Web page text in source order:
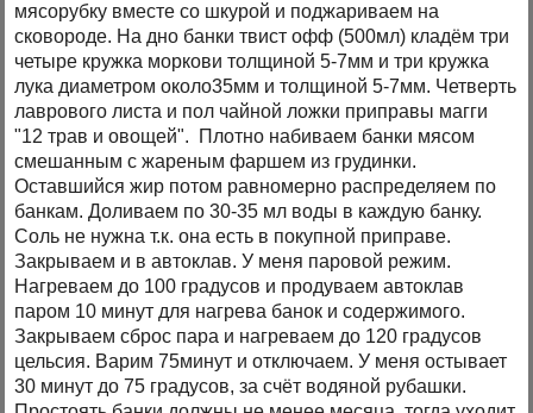
мясорубку вместе со шкурой и поджариваем на
сковороде. На дно банки твист офф (500мл) кладём три
четыре кружка моркови толщиной 5-7мм и три кружка
лука диаметром около35мм и толщиной 5-7мм. Четверть
лаврового листа и пол чайной ложки приправы магги
"12 трав и овощей". Плотно набиваем банки мясом
смешанным с жареным фаршем из грудинки.
Оставшийся жир потом равномерно распределяем по
банкам. Доливаем по 30-35 мл воды в каждую банку.
Соль не нужна т.к. она есть в покупной приправе.
Закрываем и в автоклав. У меня паровой режим.
Нагреваем до 100 градусов и продуваем автоклав
паром 10 минут для нагрева банок и содержимого.
Закрываем сброс пара и нагреваем до 120 градусов
цельсия. Варим 75минут и отключаем. У меня остывает
30 минут до 75 градусов, за счёт водяной рубашки.